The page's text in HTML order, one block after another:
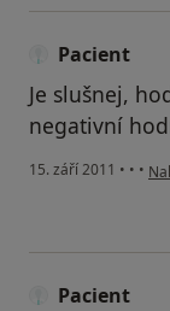
Pacient
Je slušnej,
negativní
15. září 2011 • • •
Pacient